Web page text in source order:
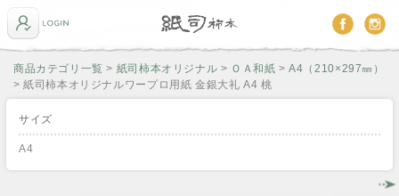
商品カテゴリ一覧 > 紙司柿本オリジナル > ＯＡ和紙 >A4（210×297㎜）
> 紙司柿本オリジナルワープロ用紙 金銀大礼 A4 桃
サイズ
A4